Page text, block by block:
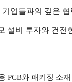
업들과의 깊은 협
설비 투자와 건전
PCB와 패키징 소재